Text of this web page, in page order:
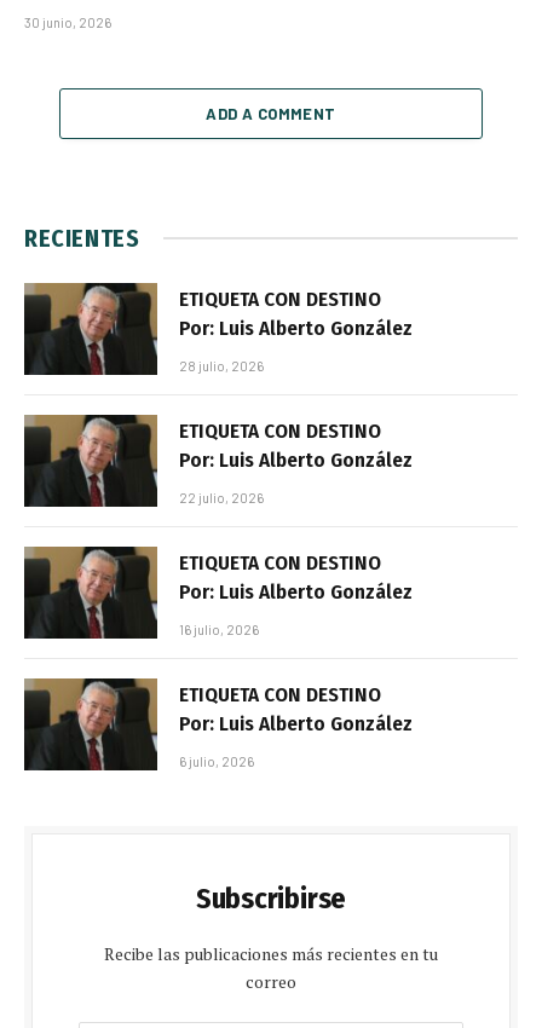
30 junio, 2026
ADD A COMMENT
RECIENTES
ETIQUETA CON DESTINO
Por: Luis Alberto González
28 julio, 2026
ETIQUETA CON DESTINO
Por: Luis Alberto González
22 julio, 2026
ETIQUETA CON DESTINO
Por: Luis Alberto González
16 julio, 2026
ETIQUETA CON DESTINO
Por: Luis Alberto González
6 julio, 2026
Subscribirse
Recibe las publicaciones más recientes en tu
correo